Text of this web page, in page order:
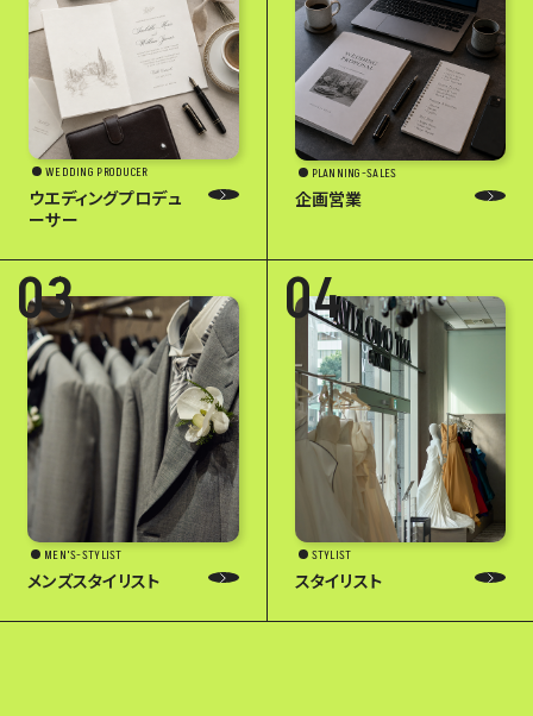
WEDDING PRODUCER
ウエディングプロデュ
ーサー
PLANNING-SALES
企画営業
03
MEN'S-STYLIST
メンズスタイリスト
04
STYLIST
スタイリスト